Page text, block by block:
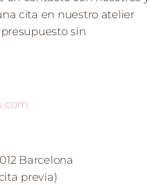
cita en nuestro atelier
sin
Barcelona
previa)